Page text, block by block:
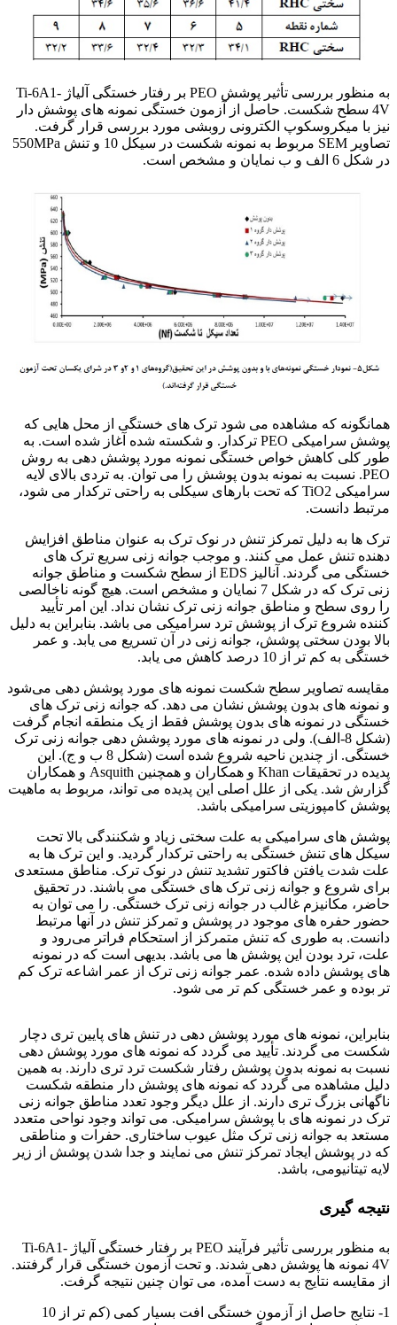
به منظور بررسی تأثیر پوشش PEO بر رفتار خستگی آلیاژ Ti-6A1-
4V سطح شکست. حاصل از آزمون خستگی نمونه های پوشش دار
نیز با میکروسکوپ الکترونی روبشی مورد بررسی قرار گرفت.
تصاویر SEM مربوط به نمونه شکست در سیکل 10 و تنش 550MPa
در شکل 6 الف و ب نمایان و مشخص است.
همانگونه که مشاهده می شود ترک های خستگی از محل هایی که
پوشش سرامیکی PEO ترکدار. و شکسته شده آغاز شده است. به
طور کلی کاهش خواص خستگی نمونه مورد پوشش دهی به روش
PEO. نسبت به نمونه بدون پوشش را می توان. به تردی بالای لایه
سرامیکی TiO2 که تحت بارهای سیکلی به راحتی ترکدار می شود،
مرتبط دانست.
ترک ها به دلیل تمرکز تنش در نوک ترک به عنوان مناطق افزایش
دهنده تنش عمل می کنند. و موجب جوانه زنی سریع ترک های
خستگی می گردند. آنالیز EDS از سطح شکست و مناطق جوانه
زنی ترک که در شکل 7 نمایان و مشخص است. هیچ گونه ناخالصی
را روی سطح و مناطق جوانه زنی ترک نشان نداد. این امر تأیید
کننده شروع ترک از پوشش ترد سرامیکی می باشد. بنابراین به دلیل
بالا بودن سختی پوشش، جوانه زنی در آن تسریع می یابد. و عمر
خستگی به کم تر از 10 درصد کاهش می یابد.
مقایسه تصاویر سطح شکست نمونه های مورد پوشش دهی می‌شود
و نمونه های بدون پوشش نشان می دهد. که جوانه زنی ترک های
خستگی در نمونه های بدون پوشش فقط از یک منطقه انجام گرفت
(شکل 8-الف). ولی در نمونه های مورد پوشش دهی جوانه زنی ترک
خستگی. از چندین ناحیه شروع شده است (شکل 8 ب و ج). این
پدیده در تحقیقات Khan و همکاران و همچنین Asquith و همکاران
گزارش شد. یکی از علل اصلی این پدیده می تواند، مربوط به ماهیت
پوشش کامپوزیتی سرامیکی باشد.
پوشش های سرامیکی به علت سختی زیاد و شکنندگی بالا تحت
سیکل های تنش خستگی به راحتی ترکدار گردید. و این ترک ها به
علت شدت یافتن فاکتور تشدید تنش در نوک ترک. مناطق مستعدی
برای شروع و جوانه زنی ترک های خستگی می باشند. در تحقیق
حاضر، مکانیزم غالب در جوانه زنی ترک خستگی. را می توان به
حضور حفره های موجود در پوشش و تمرکز تنش در آنها مرتبط
دانست. به طوری که تنش متمرکز از استحکام فراتر می‌رود و
علت، ترد بودن این پوشش ها می باشد. بدیهی است که در نمونه
های پوشش داده شده. عمر جوانه زنی ترک از عمر اشاعه ترک کم
تر بوده و عمر خستگی کم تر می شود.
بنابراین، نمونه های مورد پوشش دهی در تنش های پایین تری دچار
شکست می گردند. تأیید می گردد که نمونه های مورد پوشش دهی
نسبت به نمونه بدون پوشش رفتار شکست ترد تری دارند. به همین
دلیل مشاهده می گردد که نمونه های پوشش دار منطقه شکست
ناگهانی بزرگ تری دارند. از علل دیگر وجود تعدد مناطق جوانه زنی
ترک در نمونه های با پوشش سرامیکی. می تواند وجود نواحی متعدد
مستعد به جوانه زنی ترک مثل عیوب ساختاری. حفرات و مناطقی
که در پوشش ایجاد تمرکز تنش می نمایند و جدا شدن پوشش از زیر
لایه تیتانیومی، باشد.
نتیجه گیری
به منظور بررسی تأثیر فرآیند PEO بر رفتار خستگی آلیاژ Ti-6A1-
4V نمونه ها پوشش دهی شدند. و تحت آزمون خستگی قرار گرفتند.
از مقایسه نتایج به دست آمده، می توان چنین نتیجه گرفت.
1- نتایج حاصل از آزمون خستگی افت بسیار کمی (کم تر از 10